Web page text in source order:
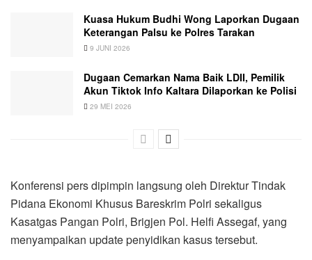
Kuasa Hukum Budhi Wong Laporkan Dugaan
Keterangan Palsu ke Polres Tarakan
9 JUNI 2026
Dugaan Cemarkan Nama Baik LDII, Pemilik
Akun Tiktok Info Kaltara Dilaporkan ke Polisi
29 MEI 2026
Konferensi pers dipimpin langsung oleh Direktur Tindak
Pidana Ekonomi Khusus Bareskrim Polri sekaligus
Kasatgas Pangan Polri, Brigjen Pol. Helfi Assegaf, yang
menyampaikan update penyidikan kasus tersebut.